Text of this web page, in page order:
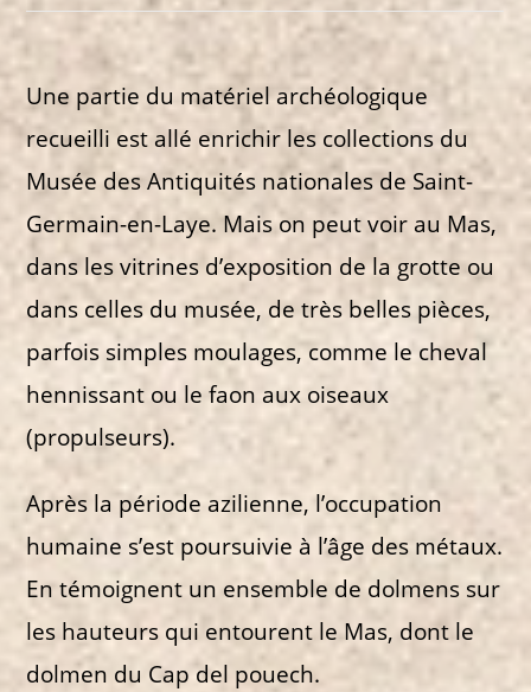
Une partie du matériel archéologique
recueilli est allé enrichir les collections du
Musée des Antiquités nationales de Saint-
Germain-en-Laye. Mais on peut voir au Mas,
dans les vitrines d’exposition de la grotte ou
dans celles du musée, de très belles pièces,
parfois simples moulages, comme le cheval
hennissant ou le faon aux oiseaux
(propulseurs).
Après la période azilienne, l’occupation
humaine s’est poursuivie à l’âge des métaux.
En témoignent un ensemble de dolmens sur
les hauteurs qui entourent le Mas, dont le
dolmen du Cap del pouech.